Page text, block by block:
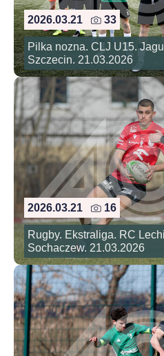
2026.03.21 33
Pilka nozna. CLJ U15.
Szczecin. 21.03.2026
2026.03.21 16
Rugby. Ekstraliga. RC
Sochaczew. 21.03.2026